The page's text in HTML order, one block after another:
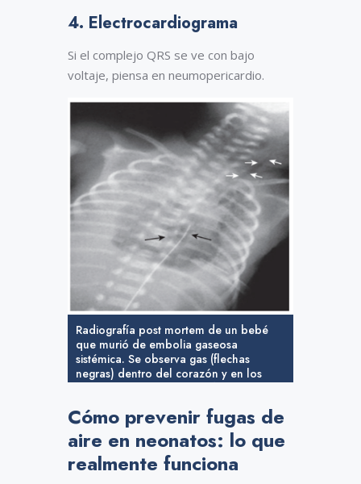
4. Electrocardiograma
Si el complejo QRS se ve con bajo
voltaje, piensa en neumopericardio.
Radiografía post mortem de un bebé
que murió de embolia gaseosa
sistémica. Se observa gas (flechas
negras) dentro del corazón y en los
grandes vasos del cuello (flechas
Bronchopulmonary dysplasia and
neonatal chronic lung disease. En
Fanaroff AA, Martin RJ, eds. Neonatal-
Perinatal Medicine Diseases of the Fetus
and Infant. 9th ed. St: Mosby-Elsevier)
Cómo prevenir fugas de
aire en neonatos: lo que
realmente funciona